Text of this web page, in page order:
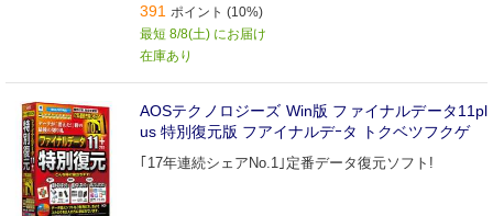
391 ポイント (10%)
最短 8/8(土) にお届け
在庫あり
AOSテクノロジーズ Win版 ファイナルデータ11pl
us 特別復元版 フアイナルデｰタ トクベツフクゲ
｢17年連続シェアNo.1｣定番データ復元ソフト!